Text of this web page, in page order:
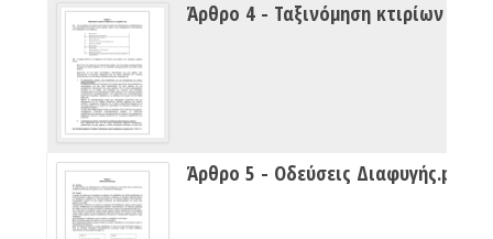
Άρθρο 5 - Οδεύσεις Διαφυγής.pdf